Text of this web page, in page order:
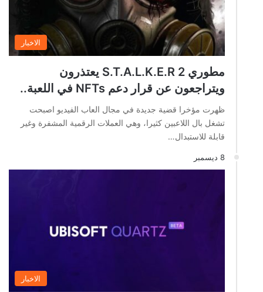
الاخبار
مطوري S.T.A.L.K.E.R 2 يعتذرون
ويتراجعون عن قرار دعم NFTs في اللعبة..
ظهرت مؤخرا قضية جديدة في مجال العاب الفيديو اصبحت
تشغل بال اللاعبين كثيرا، وهي العملات الرقمية المشفرة وغير
قابلة للاستبدال…
8 ديسمبر
الاخبار